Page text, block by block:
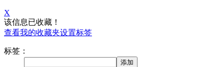
X
该信息已收藏！
查看我的收藏夹设置标签
标签：
添加